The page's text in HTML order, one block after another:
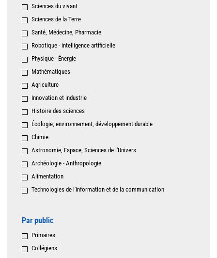
Sciences du vivant
Sciences de la Terre
Santé, Médecine, Pharmacie
Robotique - intelligence artificielle
Physique - Énergie
Mathématiques
Agriculture
Innovation et industrie
Histoire des sciences
Écologie, environnement, développement durable
Chimie
Astronomie, Espace, Sciences de l'Univers
Archéologie - Anthropologie
Alimentation
Technologies de l'information et de la communication
Par public
Primaires
Collégiens